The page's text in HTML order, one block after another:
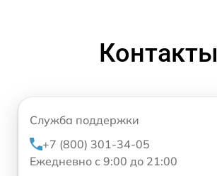
Контакты
Служба поддержки
+7 (800) 301-34-05
Ежедневно с 9:00 до 21:00